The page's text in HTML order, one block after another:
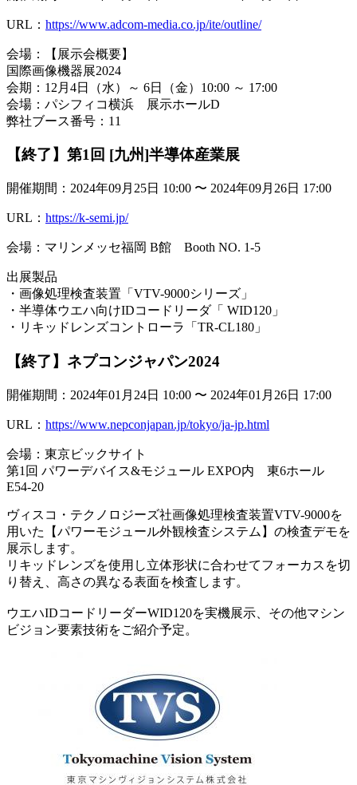
URL： https://www.adcom-media.co.jp/ite/outline/
会場：【展示会概要】
国際画像機器展2024
会期：12月4日（水）～ 6日（金）10:00 ～ 17:00
会場：パシフィコ横浜 展示ホールD
弊社ブース番号：11
【終了】第1回 [九州]半導体産業展
開催期間：2024年09月25日 10:00 〜 2024年09月26日 17:00
URL： https://k-semi.jp/
会場：マリンメッセ福岡 B館 Booth NO. 1-5
出展製品
・画像処理検査装置「VTV-9000シリーズ」
・半導体ウエハ向けIDコードリーダ「 WID120」
・リキッドレンズコントローラ「TR-CL180」
【終了】ネプコンジャパン2024
開催期間：2024年01月24日 10:00 〜 2024年01月26日 17:00
URL： https://www.nepconjapan.jp/tokyo/ja-jp.html
会場：東京ビックサイト
第1回 パワーデバイス&モジュール EXPO内 東6ホール
E54-20
ヴィスコ・テクノロジーズ社画像処理検査装置VTV-9000を
用いた【パワーモジュール外観検査システム】の検査デモを
展示します。
リキッドレンズを使用し立体形状に合わせてフォーカスを切
り替え、高さの異なる表面を検査します。
ウエハIDコードリーダーWID120を実機展示、その他マシン
ビジョン要素技術をご紹介予定。